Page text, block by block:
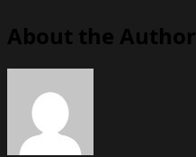
About the Author